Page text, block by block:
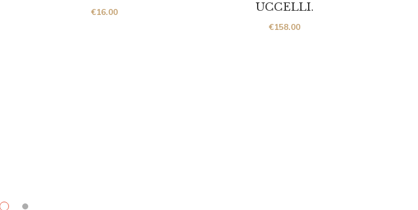
€16.00
UCCELLI.
€158.00